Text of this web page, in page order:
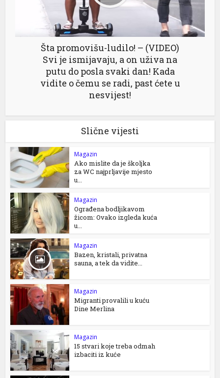
Šta promovišu-ludilo! – (VIDEO)
Svi je ismijavaju, a on uživa na
putu do posla svaki dan! Kada
vidite o čemu se radi, past ćete u
nesvijest!
Slične vijesti
Magazin
Ako mislite da je školjka
za WC najprljavije mjesto
u...
Magazin
Ograđena bodljikavom
žicom: Ovako izgleda kuća
u...
Magazin
Bazen, kristali, privatna
sauna, a tek da vidite...
Magazin
Migranti provalili u kuću
Dine Merlina
Magazin
15 stvari koje treba odmah
izbaciti iz kuće